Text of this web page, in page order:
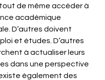
de même accéder à
académique
D’autres doivent
et études. D’autres
à actualiser leurs
dans une perspective
également des